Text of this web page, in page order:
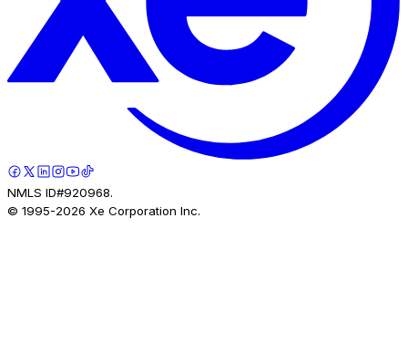
NMLS ID#920968.
© 1995-2026 Xe Corporation Inc.